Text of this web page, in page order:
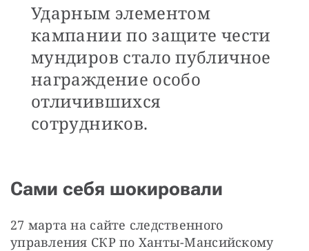
Ударным элементом
кампании по защите чести
мундиров стало публичное
награждение особо
отличившихся
сотрудников.
Сами себя шокировали
27 марта на сайте следственного
управления СКР по Ханты-Мансийскому